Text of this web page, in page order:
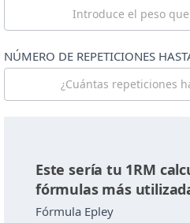
1RM
NÚMERO DE REPETICIONES
Este sería tu 1RM
fórmulas más
Fórmula Epley